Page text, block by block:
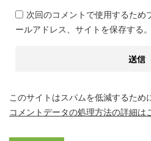
次回のコメントで使用するため
ールアドレス、サイトを保存する。
このサイトはスパムを低減するため
コメントデータの処理方法の詳細は